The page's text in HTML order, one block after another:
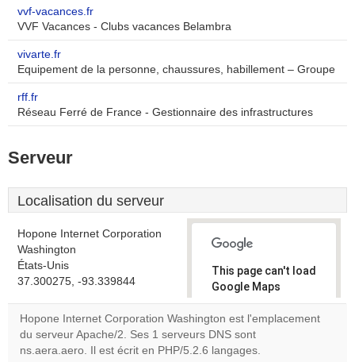
vvf-vacances.fr
VVF Vacances - Clubs vacances Belambra
vivarte.fr
Equipement de la personne, chaussures, habillement – Groupe
rff.fr
Réseau Ferré de France - Gestionnaire des infrastructures
Serveur
Localisation du serveur
Hopone Internet Corporation
Washington
États-Unis
37.300275, -93.339844
This page can't load
Google Maps
correctly.
Do you
own this
Hopone Internet Corporation Washington est l'emplacement
du serveur Apache/2. Ses 1 serveurs DNS sont
ns.aera.aero. Il est écrit en PHP/5.2.6 langages.